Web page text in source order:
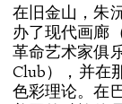
在旧金山，朱
办了现代画廊
革命艺术家俱
Club），并在
色彩理论。在